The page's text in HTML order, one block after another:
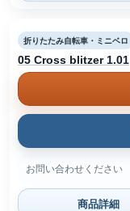
折りたたみ自転車・ミニベロ
05 Cross blitzer 1.01
お問い合わせください
商品詳細